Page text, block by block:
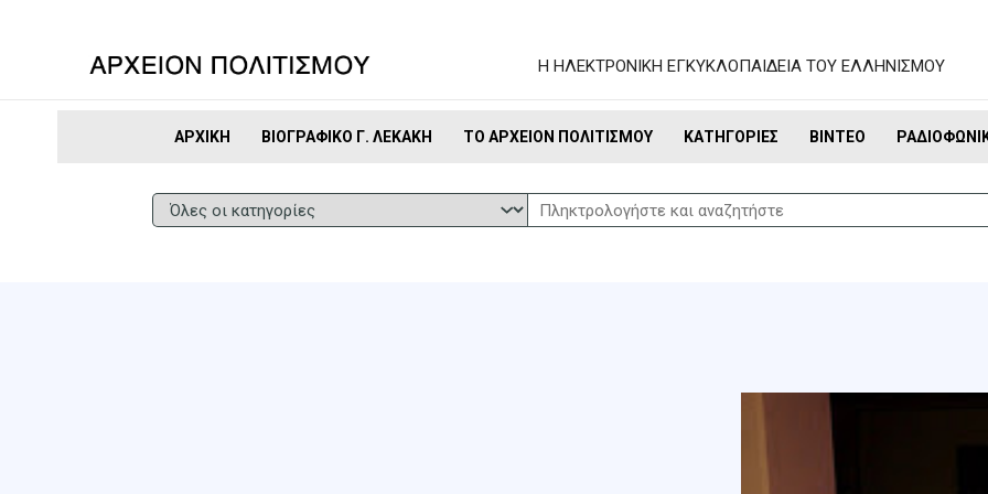
Η ΗΛΕΚΤΡΟΝΙΚΗ ΕΓΚΥΚΛΟΠΑΙΔΕΙΑ ΤΟΥ ΕΛΛΗΝΙΣΜΟΥ
ΑΡΧΙΚΉ ΒΙΟΓΡΑΦΙΚΌ Γ. ΛΕΚΆΚΗ ΤΟ ΑΡΧΕΊΟΝ ΠΟΛΙΤΙΣΜΟΎ ΚΑΤΗΓΟΡΊΕΣ ΒΊΝΤΕΟ